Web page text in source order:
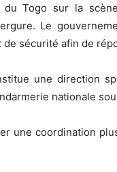
Togo sur la
Le
sécurité afin de
une direction
nationale
une coordination